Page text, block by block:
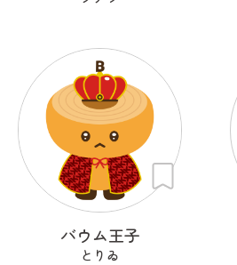
バウム王子
とりゐ